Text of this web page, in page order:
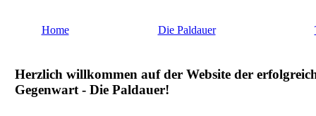
Home Die Paldauer
Herzlich willkommen auf der Website der
Gegenwart - Die Paldauer!